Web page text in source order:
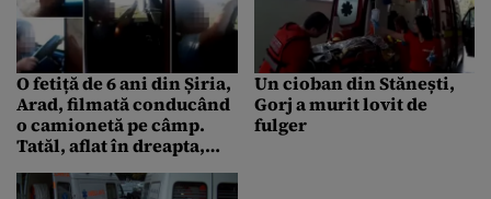
O fetiță de 6 ani din Șiria,
Arad, filmată conducând
o camionetă pe câmp.
Tatăl, aflat în dreapta,
Facebook
Un cioban din Stănești,
Gorj a murit lovit de
fulger